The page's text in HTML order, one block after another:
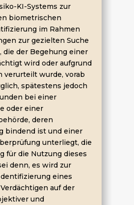
KI-Systems zur
biometrischen
im Rahmen
zur gezielten Suche
die der Begehung einer
wird oder aufgrund
verurteilt wurde, vorab
spätestens jedoch
bei einer
oder einer
deren
bindend ist und einer
unterliegt, die
für die Nutzung dieses
denn, es wird zur
eines
auf der
und